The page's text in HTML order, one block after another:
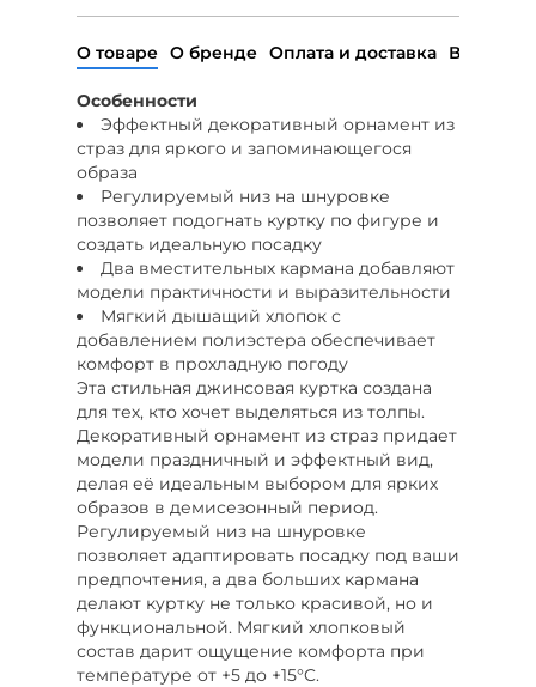
О товаре О бренде Оплата и доставка Возврат
Особенности
Эффектный декоративный орнамент из
страз для яркого и запоминающегося
образа
Регулируемый низ на шнуровке
позволяет подогнать куртку по фигуре и
создать идеальную посадку
Два вместительных кармана добавляют
модели практичности и выразительности
Мягкий дышащий хлопок с
добавлением полиэстера обеспечивает
комфорт в прохладную погоду
Эта стильная джинсовая куртка создана
для тех, кто хочет выделяться из толпы.
Декоративный орнамент из страз придает
модели праздничный и эффектный вид,
делая её идеальным выбором для ярких
образов в демисезонный период.
Регулируемый низ на шнуровке
позволяет адаптировать посадку под ваши
предпочтения, а два больших кармана
делают куртку не только красивой, но и
функциональной. Мягкий хлопковый
состав дарит ощущение комфорта при
температуре от +5 до +15°C.